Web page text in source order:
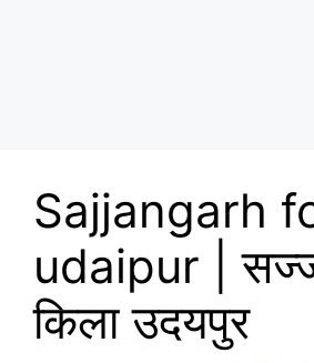
Sajjangarh
udaipur |
किला उदयपुर